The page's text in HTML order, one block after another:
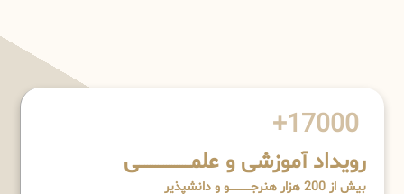
17000+
رویداد آموزشی و علمـــــــــــــــــــی
بیش از 200 هزار هنرجــــــــــــو و دانشپذیر